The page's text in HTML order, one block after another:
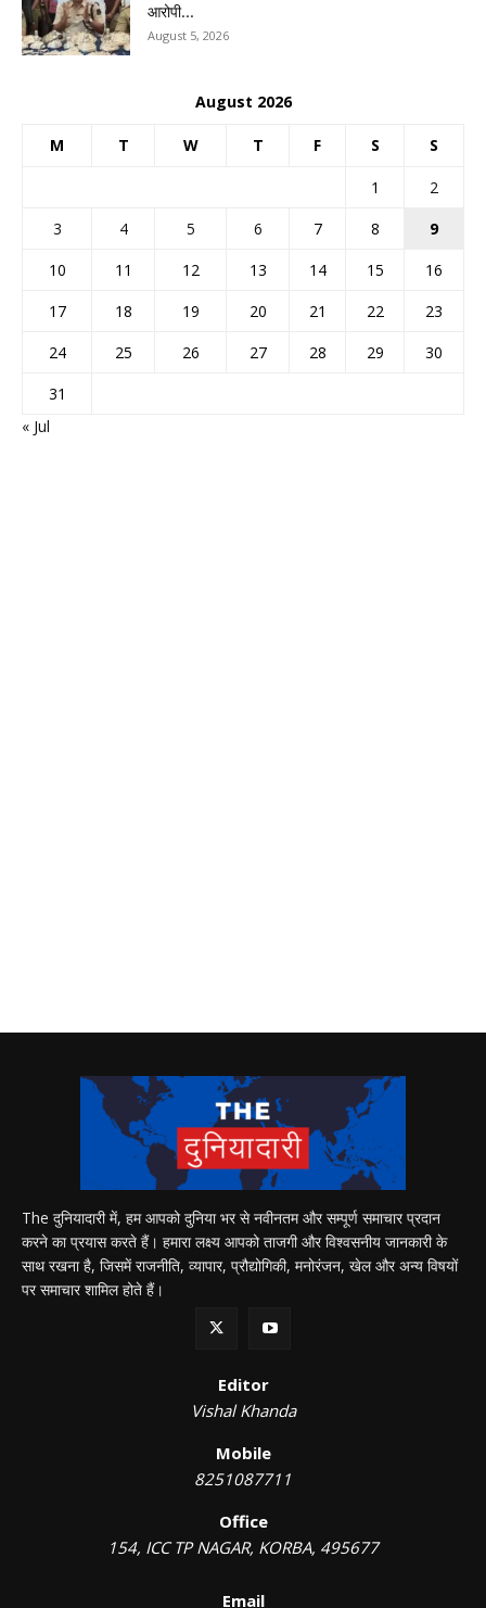
आरोपी...
August 5, 2026
August 2026
M T W T F S S
1
2
3
4 5 6 7 8
9
10
11 12 13 14 15
16
17
18 19 20 21 22
23
24
25 26 27 28 29
30
31
« Jul
The दुनियादारी में, हम आपको दुनिया भर से नवीनतम और सम्पूर्ण समाचार प्रदान
करने का प्रयास करते हैं। हमारा लक्ष्य आपको ताजगी और विश्वसनीय जानकारी के
साथ रखना है, जिसमें राजनीति, व्यापार, प्रौद्योगिकी, मनोरंजन, खेल और अन्य विषयों
पर समाचार शामिल होते हैं।
Editor
Vishal Khanda
Mobile
8251087711
Office
154, ICC TP NAGAR, KORBA, 495677
Email